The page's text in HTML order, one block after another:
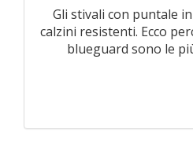
Gli stivali con puntale
calzini resistenti. Ecco
blueguard sono le